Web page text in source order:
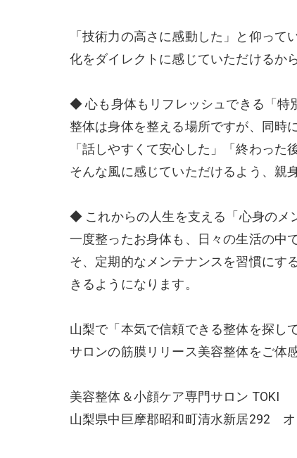
「技術力の高さに感動した」と仰っ
化をダイレクトに感じていただけるか
◆ 心も身体もリフレッシュできる「特
整体は身体を整える場所ですが、同時
「話しやすくて安心した」「終わった
そんな風に感じていただけるよう、親
◆ これからの人生を支える「心身のメ
一度整ったお身体も、日々の生活の中
そ、定期的なメンテナンスを習慣にす
きるようになります。
山梨で「本気で信頼できる整体を探し
サロンの筋膜リリース美容整体をご体
美容整体＆小顔ケア専門サロン TOKI
山梨県中巨摩郡昭和町清水新居292 オ